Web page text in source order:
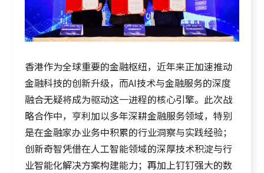
香港作为全球重要的金融枢纽，近年来正加速推动
金融科技的创新升级，而AI技术与金融服务的深度
融合无疑将成为驱动这一进程的核心引擎。此次战
略合作中，亨利加以多年深耕金融服务领域，特别
是在金融家办业务中积累的行业洞察与实践经验；
创新奇智凭借在人工智能领域的深厚技术积淀与行
业智能化解决方案构建能力；再加上钉钉强大的数